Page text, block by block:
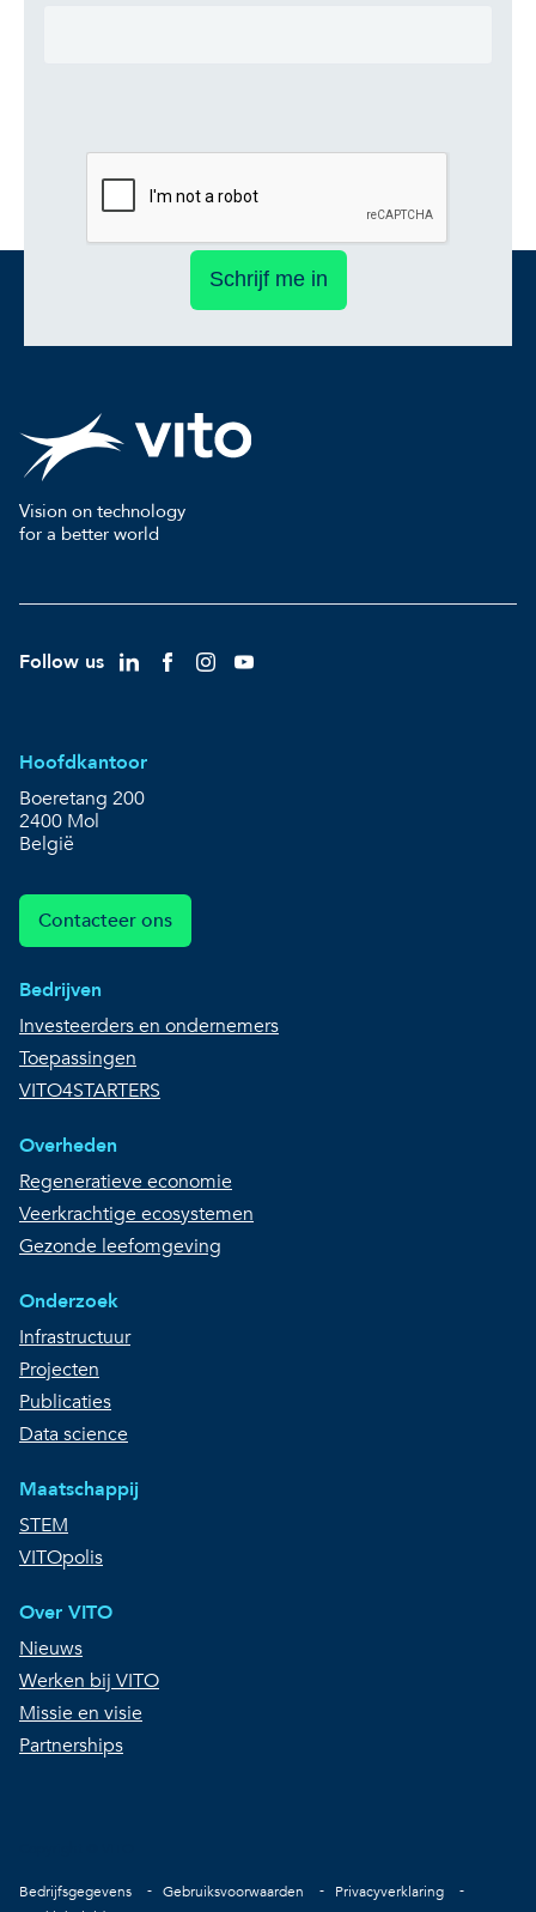
Schrijf me in
Vision on technology
for a better world
Follow us
Hoofdkantoor
Boeretang 200
2400 Mol
België
Contacteer ons
Bedrijven
Investeerders en ondernemers
Toepassingen
VITO4STARTERS
Overheden
Regeneratieve economie
Veerkrachtige ecosystemen
Gezonde leefomgeving
Onderzoek
Infrastructuur
Projecten
Publicaties
Data science
Maatschappij
STEM
VITOpolis
Over VITO
Nieuws
Werken bij VITO
Missie en visie
Partnerships
Voet
Bedrijfsgegevens Gebruiksvoorwaarden
Privacyverklaring